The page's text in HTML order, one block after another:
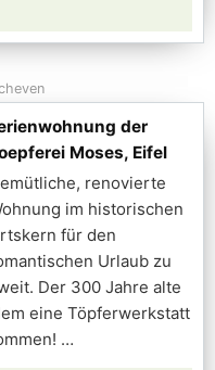
der
Moses, Eifel
renovierte
im historischen
für den
Urlaub zu
Der 300 Jahre alte
eine Töpferwerkstatt